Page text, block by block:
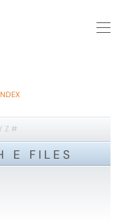
Z #
E FILES